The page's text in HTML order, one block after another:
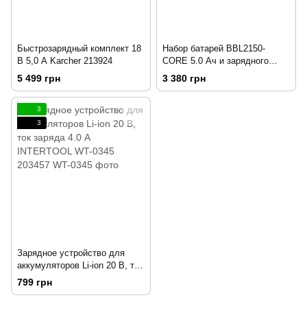
Быстрозарядный комплект 18
В 5,0 А Karcher 213924
5 499 грн
Набор батарей BBL2150-
CORE 5.0 Ач и зарядного
устройства TITAN PQC2100-
CORE SET2 207259
3 380 грн
3
3
Зарядное устройство для
аккумуляторов Li-ion 20 В, ток
заряда 4.0 А INTERTOOL WT-
0345 203457
799 грн